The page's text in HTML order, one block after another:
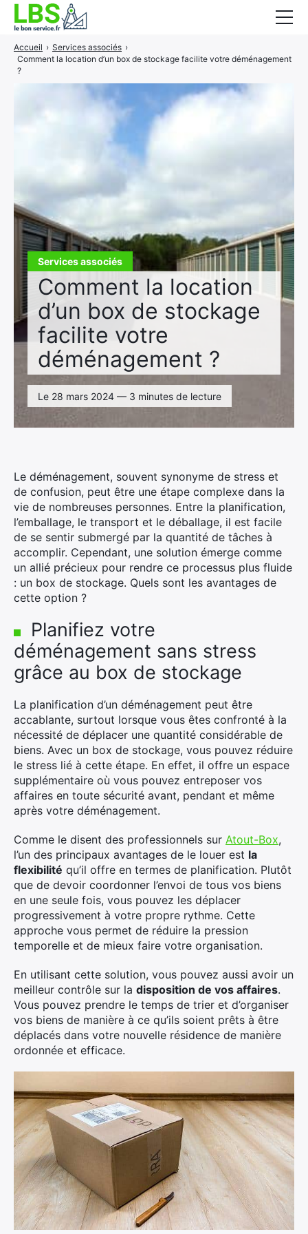
Services associés
Comment la location
d’un box de stockage
facilite votre
déménagement ?
Le 28 mars 2024 — 3 minutes de lecture
Accueil › Services associés ›
Comment la location d’un box de stockage facilite votre déménagement
?
Le déménagement, souvent synonyme de stress et
de confusion, peut être une étape complexe dans la
vie de nombreuses personnes. Entre la planification,
l’emballage, le transport et le déballage, il est facile
de se sentir submergé par la quantité de tâches à
accomplir. Cependant, une solution émerge comme
un allié précieux pour rendre ce processus plus fluide
: un box de stockage. Quels sont les avantages de
cette option ?
Planifiez votre
déménagement sans stress
grâce au box de stockage
La planification d’un déménagement peut être
accablante, surtout lorsque vous êtes confronté à la
nécessité de déplacer une quantité considérable de
biens. Avec un box de stockage, vous pouvez réduire
le stress lié à cette étape. En effet, il offre un espace
supplémentaire où vous pouvez entreposer vos
affaires en toute sécurité avant, pendant et même
après votre déménagement.
Comme le disent des professionnels sur Atout-Box,
l’un des principaux avantages de le louer est la
flexibilité qu’il offre en termes de planification. Plutôt
que de devoir coordonner l’envoi de tous vos biens
en une seule fois, vous pouvez les déplacer
progressivement à votre propre rythme. Cette
approche vous permet de réduire la pression
temporelle et de mieux faire votre organisation.
En utilisant cette solution, vous pouvez aussi avoir un
meilleur contrôle sur la disposition de vos affaires.
Vous pouvez prendre le temps de trier et d’organiser
vos biens de manière à ce qu’ils soient prêts à être
déplacés dans votre nouvelle résidence de manière
ordonnée et efficace.
Gros oeuvre
Aménagement intérieur